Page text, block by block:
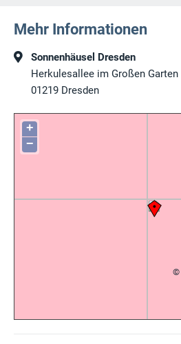
Mehr Informationen
Sonnenhäusel Dresden
Herkulesallee im Großen Garten
01219 Dresden
+
−
©